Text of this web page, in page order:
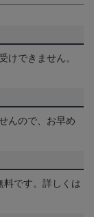
けできません。
んので、お早め
料です。詳しくは